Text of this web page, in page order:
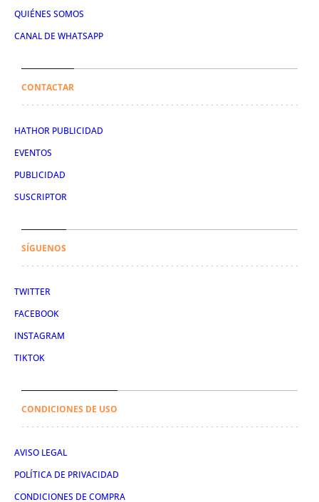
QUIÉNES SOMOS
CANAL DE WHATSAPP
CONTACTAR
HATHOR PUBLICIDAD
EVENTOS
PUBLICIDAD
SUSCRIPTOR
SÍGUENOS
TWITTER
FACEBOOK
INSTAGRAM
TIKTOK
CONDICIONES DE USO
AVISO LEGAL
POLÍTICA DE PRIVACIDAD
CONDICIONES DE COMPRA